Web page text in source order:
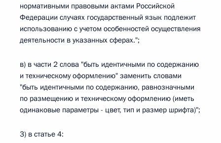
нормативными правовыми актами Российской
Федерации случаях государственный язык подлежит
использованию с учетом особенностей осуществления
деятельности в указанных сферах.";
в) в части 2 слова "быть идентичными по содержанию
и техническому оформлению" заменить словами
"быть идентичными по содержанию, равнозначными
по размещению и техническому оформлению (иметь
одинаковые параметры - цвет, тип и размер шрифта)";
3) в статье 4: